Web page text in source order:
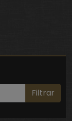
Filtrar